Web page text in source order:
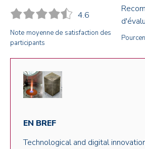
4.6
Note moyenne de satisfaction des
participants
EN BREF
Technological and digital